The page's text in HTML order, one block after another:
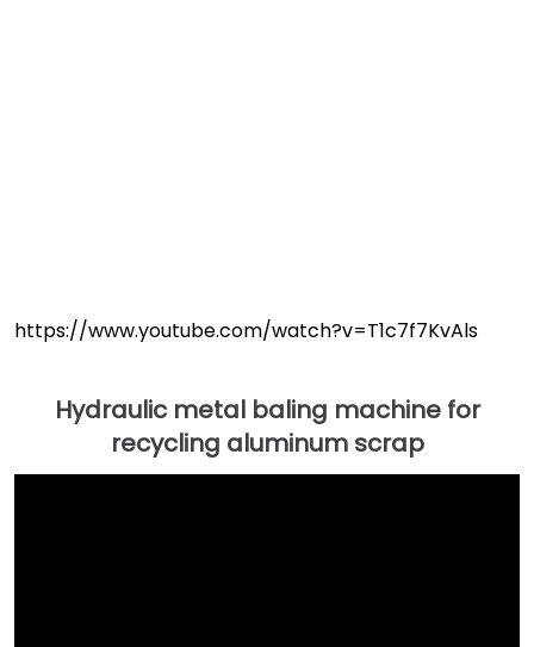
https://www.youtube.com/watch?v=T1c7f7KvAls